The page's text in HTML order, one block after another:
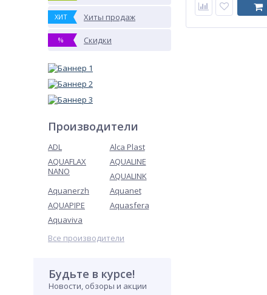
ХИТ Хиты продаж
% Скидки
Производители
ADL
Alca Plast
AQUAFLAX
NANO
AQUALINE
AQUALINK
Aquanerzh
Aquanet
AQUAPIPE
Aquasfera
Aquaviva
Все производители
Будьте в курсе!
Новости, обзоры и акции